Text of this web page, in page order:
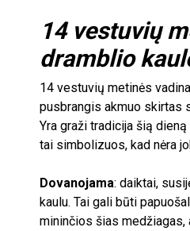
14 vestuvių
dramblio
14 vestuvių metinės
pusbrangis akmuo skirtas
Yra graži tradicija šią
tai simbolizuos, kad nėra
Dovanojama: daiktai,
kaulu. Tai gali būti
mininčios šias